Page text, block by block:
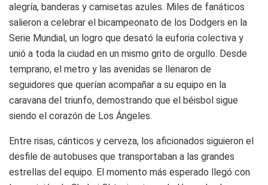
alegría, banderas y camisetas azules. Miles de fanáticos
salieron a celebrar el bicampeonato de los Dodgers en la
Serie Mundial, un logro que desató la euforia colectiva y
unió a toda la ciudad en un mismo grito de orgullo. Desde
temprano, el metro y las avenidas se llenaron de
seguidores que querían acompañar a su equipo en la
caravana del triunfo, demostrando que el béisbol sigue
siendo el corazón de Los Ángeles.
Entre risas, cánticos y cerveza, los aficionados siguieron el
desfile de autobuses que transportaban a las grandes
estrellas del equipo. El momento más esperado llegó con